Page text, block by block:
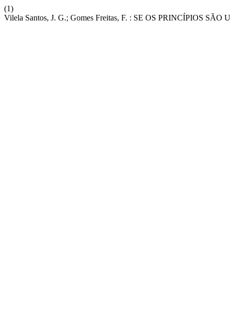
(1)
Vilela Santos, J. G.; Gomes Freitas, F. : SE OS PRINCÍPIOS